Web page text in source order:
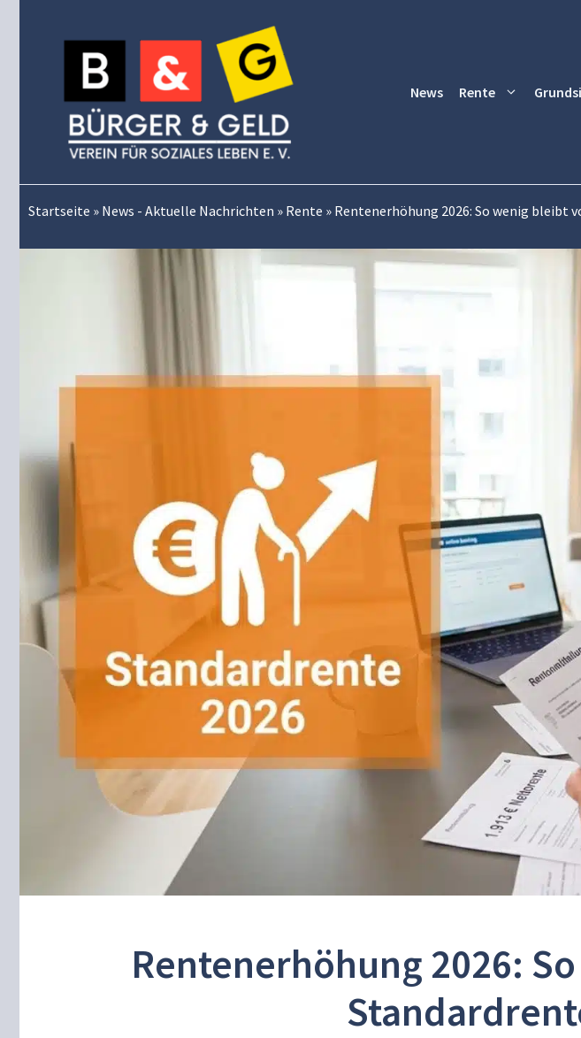
News Rente
Startseite » News - Aktuelle Nachrichten » Rente » Rentenerhöhung 2026: So wenig bleibt
Rentenerhöhung 2026: